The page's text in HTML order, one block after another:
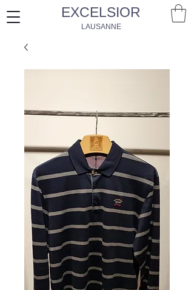
EXCELSIOR
LAUSANNE